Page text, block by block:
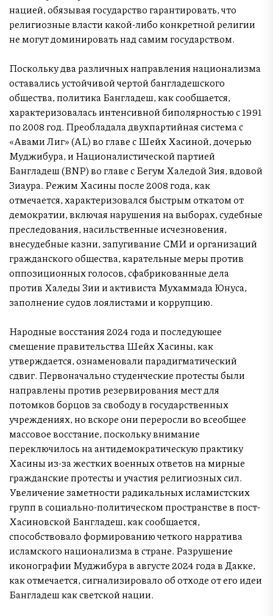
нацией, обязывая государство гарантировать, что
религиозные власти какой-либо конкретной религии
не могут доминировать над самим государством.
Поскольку два различных направления национализма
оставались устойчивой чертой бангладешского
общества, политика Бангладеш, как сообщается,
характеризовалась интенсивной биполярностью с 1991
по 2008 год. Преобладала двухпартийная система с
«Авами Лиг» (AL) во главе с Шейх Хасиной, дочерью
Муджибура, и Националистической партией
Бангладеш (BNP) во главе с Бегум Халедой Зия, вдовой
Зиаура. Режим Хасины после 2008 года, как
отмечается, характеризовался быстрым откатом от
демократии, включая нарушения на выборах, судебные
преследования, насильственные исчезновения,
внесудебные казни, запугивание СМИ и организаций
гражданского общества, карательные меры против
оппозиционных голосов, сфабрикованные дела
против Халеды Зии и активиста Мухаммада Юнуса,
заполнение судов лоялистами и коррупцию.
Народные восстания 2024 года и последующее
смещение правительства Шейх Хасины, как
утверждается, ознаменовали парадигматический
сдвиг. Первоначально студенческие протесты были
направлены против резервирования мест для
потомков борцов за свободу в государственных
учреждениях, но вскоре они переросли во всеобщее
массовое восстание, поскольку внимание
переключилось на антидемократическую практику
Хасины из-за жестких военных ответов на мирные
гражданские протесты и участия религиозных сил.
Увеличение заметности радикальных исламистских
групп в социально-политическом пространстве в пост-
Хасиновской Бангладеш, как сообщается,
способствовало формированию четкого нарратива
исламского национализма в стране. Разрушение
иконографии Муджибура в августе 2024 года в Дакке,
как отмечается, сигнализировало об отходе от его идеи
Бангладеш как светской нации.